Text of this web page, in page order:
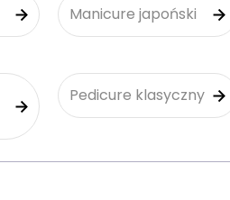
Manicure japoński
Pedicure klasyczny